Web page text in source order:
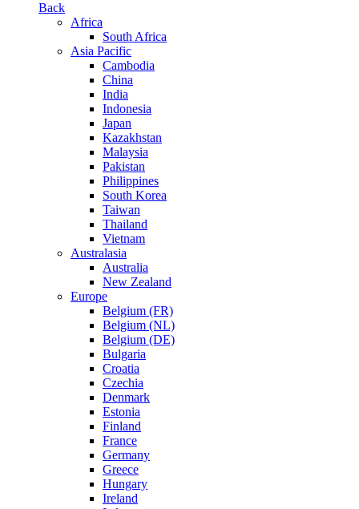
Back
Africa
South Africa
Asia Pacific
Cambodia
China
India
Indonesia
Japan
Kazakhstan
Malaysia
Pakistan
Philippines
South Korea
Taiwan
Thailand
Vietnam
Australasia
Australia
New Zealand
Europe
Belgium (FR)
Belgium (NL)
Belgium (DE)
Bulgaria
Croatia
Czechia
Denmark
Estonia
Finland
France
Germany
Greece
Hungary
Ireland